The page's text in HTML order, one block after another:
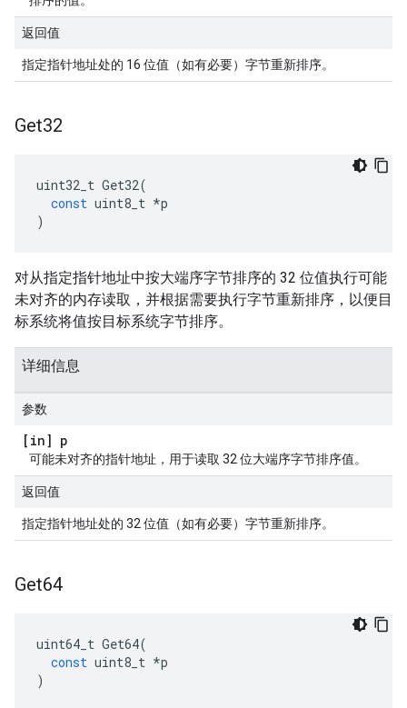
返回值
指定指针地址处的 16 位值（如有必要）字节重新排序。
Get32
uint32_t Get32(
const uint8_t *p
)
对从指定指针地址中按大端序字节排序的 32 位值执行可能
未对齐的内存读取，并根据需要执行字节重新排序，以便目
标系统将值按目标系统字节排序。
详细信息
参数
[in] p
可能未对齐的指针地址，用于读取 32 位大端序字节排序值。
返回值
指定指针地址处的 32 位值（如有必要）字节重新排序。
Get64
uint64_t Get64(
const uint8_t *p
)